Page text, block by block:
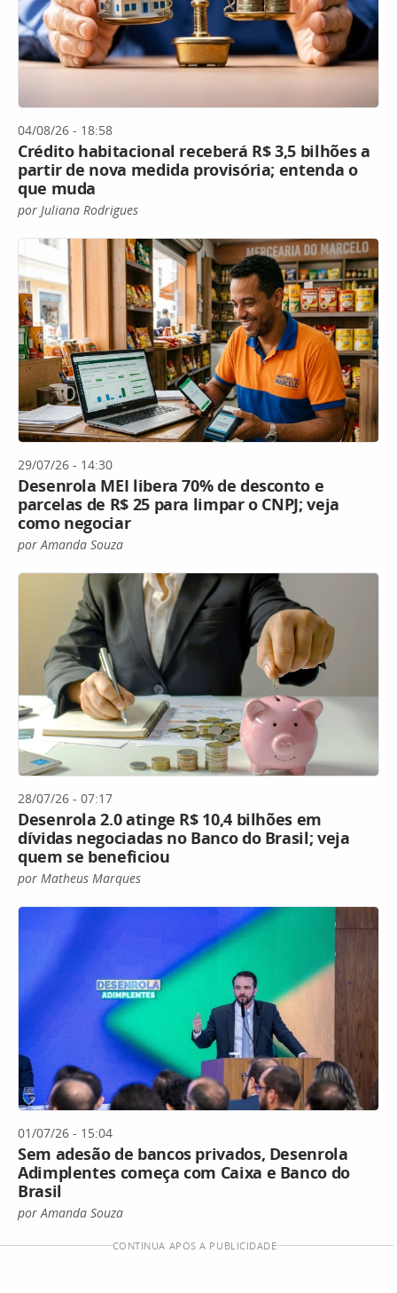
04/08/26 - 18:58
Crédito habitacional receberá R$ 3,5 bilhões a
partir de nova medida provisória; entenda o
que muda
por Juliana Rodrigues
29/07/26 - 14:30
Desenrola MEI libera 70% de desconto e
parcelas de R$ 25 para limpar o CNPJ; veja
como negociar
por Amanda Souza
28/07/26 - 07:17
Desenrola 2.0 atinge R$ 10,4 bilhões em
dívidas negociadas no Banco do Brasil; veja
quem se beneficiou
por Matheus Marques
01/07/26 - 15:04
Sem adesão de bancos privados, Desenrola
Adimplentes começa com Caixa e Banco do
Brasil
por Amanda Souza
CONTINUA APÓS A PUBLICIDADE